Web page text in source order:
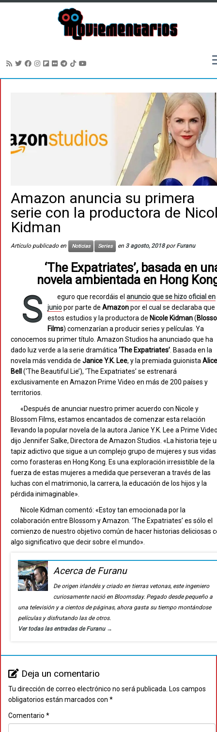
Amazon anuncia su primera
serie con la productora de
Kidman
Artículo publicado en Noticias Series en 3 agosto, 2018 porFuranu
‘The Expatriates’, basada en
novela ambientada en Hong
S eguro que recordáis el anuncio que se hizo oficial en
juniopor parte de Amazonpor el cual se declaraba que
estos estudios y la productora de Nicole Kidman(
Films) comenzarían a producir series y películas. Ya
conocemos su primer título. Amazon Studios ha anunciado que ha
dado luz verde a la serie dramática‘The Expatriates’. Basada en la
novela más vendida de Janice Y.K. Lee, y la premiada guionistaAlice
Bell (‘The Beautiful Lie’), ‘The Expatriates’ se estrenará
exclusivamente en Amazon Prime Video en más de 200 países y
territorios.
«Después de anunciar nuestro primer acuerdo con Nicole y
Blossom Films, estamos encantados de comenzar esta relación
llevando la popular novela de la autora Janice Y.K. Lee a Prime
dijo Jennifer Salke, Directora de Amazon Studios. «La historia teje
tapiz adictivo que sigue a un complejo grupo de mujeres y sus vidas
como forasteras en Hong Kong. Es una exploración irresistible de la
fuerza de estas mujeres a medida que perseveran a través de las
luchas con el matrimonio, la carrera, la educación de los hijos y la
pérdida inimaginable».
Nicole Kidman comentó: «Estoy tan emocionada por la
colaboración entre Blossom y Amazon. ‘The Expatriates’ es sólo el
comienzo de nuestro objetivo común de hacer historias deliciosas
algo significativo que decir sobre el mundo».
Acerca de Furanu
De origen irlandés y criado en tierras vetonas, este ingeniero
curiosamente nació en Bloomsday. Pegado desde pequeño a
una televisión y a cientos de páginas, ahora gasta su tiempo montándose
películas y disfrutando las de otros.
Ver todas las entradas de Furanu →
Deja un comentario
Tu dirección de correo electrónico no será publicada. Los campos
obligatorios están marcados con *
Comentario *